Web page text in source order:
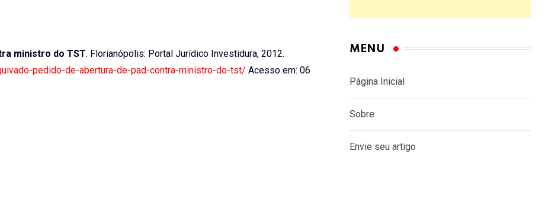
ministro do TST. Florianópolis: Portal Jurídico Investidura, 2012.
pedido-de-abertura-de-pad-contra-ministro-do-tst/ Acesso em: 06
MENU
Página Inicial
Sobre
Envie seu artigo